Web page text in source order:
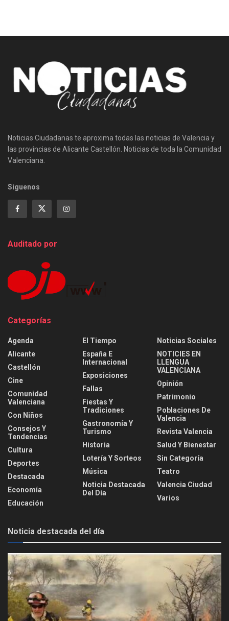
Noticias Ciudadanas te aproxima todas las noticias de Valencia y
las provincias de Alicante Castellón. Noticias de toda la Comunidad
Valenciana.
Siguenos
Auditado por
Categorías
Agenda
Alicante
Castellón
Cine
Comunidad
Valenciana
Con Niños
Consejos Y
Tendencias
Cultura
Deportes
Destacada
Economía
Educación
El Tiempo
España E
Internacional
Exposiciones
Fallas
Fiestas Y
Tradiciones
Gastronomía Y
Turismo
Historia
Lotería Y Sorteos
Música
Noticia Destacada
Del Día
Noticias Sociales
NOTICIES EN
LLENGUA
VALENCIANA
Opinión
Patrimonio
Poblaciones De
Valencia
Revista Valencia
Salud Y Bienestar
Sin Categoría
Teatro
Valencia Ciudad
Varios
Noticia destacada del día